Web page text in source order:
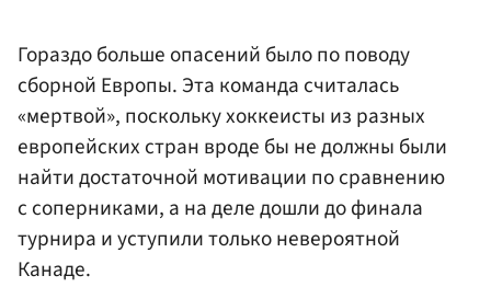
Гораздо больше опасений было по поводу
сборной Европы. Эта команда считалась
«мертвой», поскольку хоккеисты из разных
европейских стран вроде бы не должны были
найти достаточной мотивации по сравнению
с соперниками, а на деле дошли до финала
турнира и уступили только невероятной
Канаде.